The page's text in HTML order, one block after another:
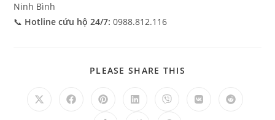
Ninh Bình
📞 Hotline cứu hộ 24/7: 0988.812.116
PLEASE SHARE THIS